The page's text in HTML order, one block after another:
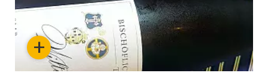
akkurat
nå+